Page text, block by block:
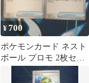
¥700
ポケモンカード ネスト
ボール プロモ 2枚セッ